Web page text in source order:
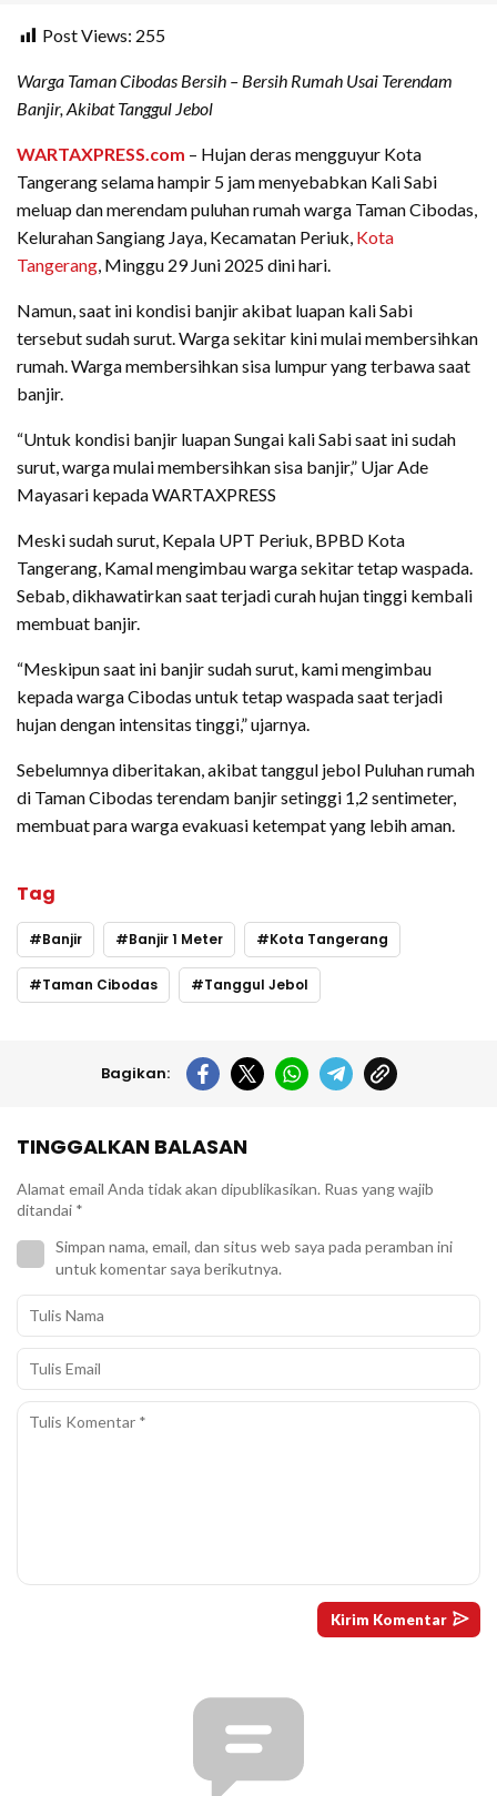
Post Views: 255
Warga Taman Cibodas Bersih – Bersih Rumah Usai Terendam
Banjir, Akibat Tanggul Jebol
WARTAXPRESS.com – Hujan deras mengguyur Kota
Tangerang selama hampir 5 jam menyebabkan Kali Sabi
meluap dan merendam puluhan rumah warga Taman Cibodas,
Kelurahan Sangiang Jaya, Kecamatan Periuk, Kota
Tangerang, Minggu 29 Juni 2025 dini hari.
Namun, saat ini kondisi banjir akibat luapan kali Sabi
tersebut sudah surut. Warga sekitar kini mulai membersihkan
rumah. Warga membersihkan sisa lumpur yang terbawa saat
banjir.
“Untuk kondisi banjir luapan Sungai kali Sabi saat ini sudah
surut, warga mulai membersihkan sisa banjir,” Ujar Ade
Mayasari kepada WARTAXPRESS
Meski sudah surut, Kepala UPT Periuk, BPBD Kota
Tangerang, Kamal mengimbau warga sekitar tetap waspada.
Sebab, dikhawatirkan saat terjadi curah hujan tinggi kembali
membuat banjir.
“Meskipun saat ini banjir sudah surut, kami mengimbau
kepada warga Cibodas untuk tetap waspada saat terjadi
hujan dengan intensitas tinggi,” ujarnya.
Sebelumnya diberitakan, akibat tanggul jebol Puluhan rumah
di Taman Cibodas terendam banjir setinggi 1,2 sentimeter,
membuat para warga evakuasi ketempat yang lebih aman.
Tag
Banjir Banjir 1 Meter Kota Tangerang
Taman Cibodas Tanggul Jebol
Bagikan:
TINGGALKAN BALASAN
Alamat email Anda tidak akan dipublikasikan. Ruas yang wajib
ditandai *
Simpan nama, email, dan situs web saya pada peramban ini
untuk komentar saya berikutnya.